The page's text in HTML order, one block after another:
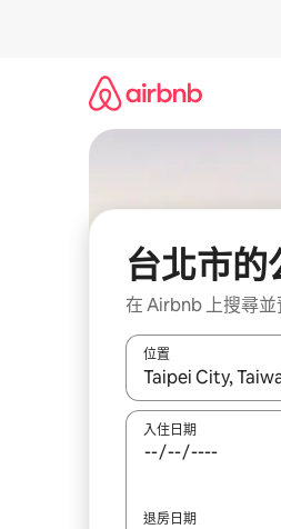
台北市的
在 Airbnb 上搜尋
位置
如有搜尋結果，瀏
入住日期
退房日期